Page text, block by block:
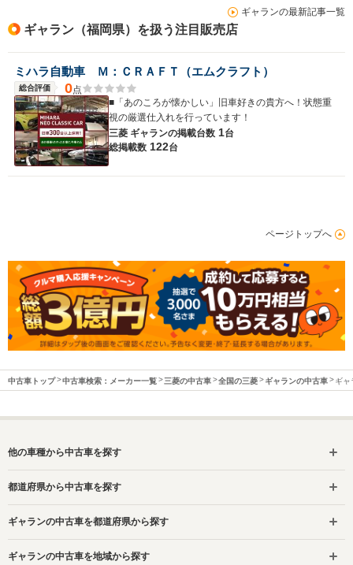
ギャランの最新記事一覧
ギャラン（福岡県）を扱う注目販売店
ミハラ自動車 Ｍ：ＣＲＡＦＴ（エムクラフト）
総合評価 0点
■「あのころが懐かしい」旧車好きの貴方へ！状態重
視の厳選仕入れを行っています！
三菱 ギャランの掲載台数 1台
総掲載数 122台
ページトップへ
中古車トップ 中古車検索：メーカー一覧 三菱の中古車 全国の三菱 ギャランの中古車 ギャ
他の車種から中古車を探す
都道府県から中古車を探す
ギャランの中古車を都道府県から探す
ギャランの中古車を地域から探す